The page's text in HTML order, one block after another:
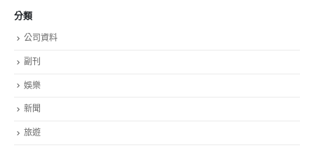
分類
公司資料
副刊
娛樂
新聞
旅遊